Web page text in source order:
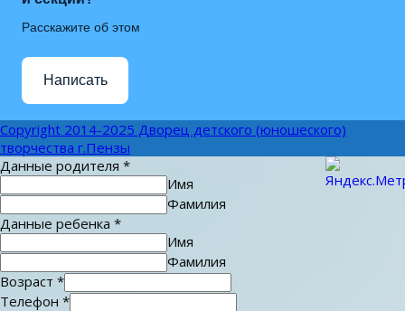
Расскажите об этом
Написать
Copyright 2014-2025 Дворец детского (юношеского)
творчества г.Пензы
Данные родителя *
Имя
Фамилия
Данные ребенка *
Имя
Фамилия
Возраст *
Телефон *